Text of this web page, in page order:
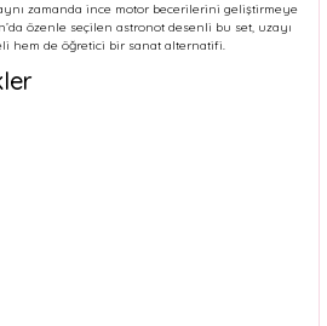
zamanda ince motor becerilerini geliştirmeye
özenle seçilen astronot desenli bu set, uzayı
hem de öğretici bir sanat alternatifi.